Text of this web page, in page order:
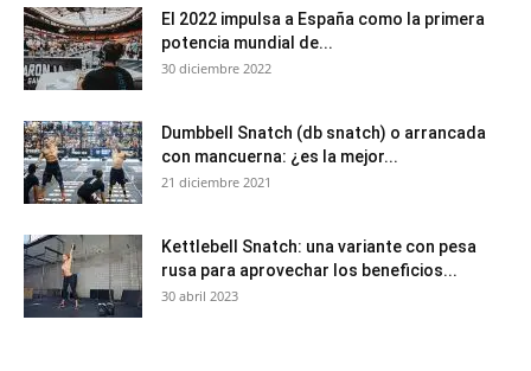
El 2022 impulsa a España como la primera
potencia mundial de...
30 diciembre 2022
Dumbbell Snatch (db snatch) o arrancada
con mancuerna: ¿es la mejor...
21 diciembre 2021
Kettlebell Snatch: una variante con pesa
rusa para aprovechar los beneficios...
30 abril 2023